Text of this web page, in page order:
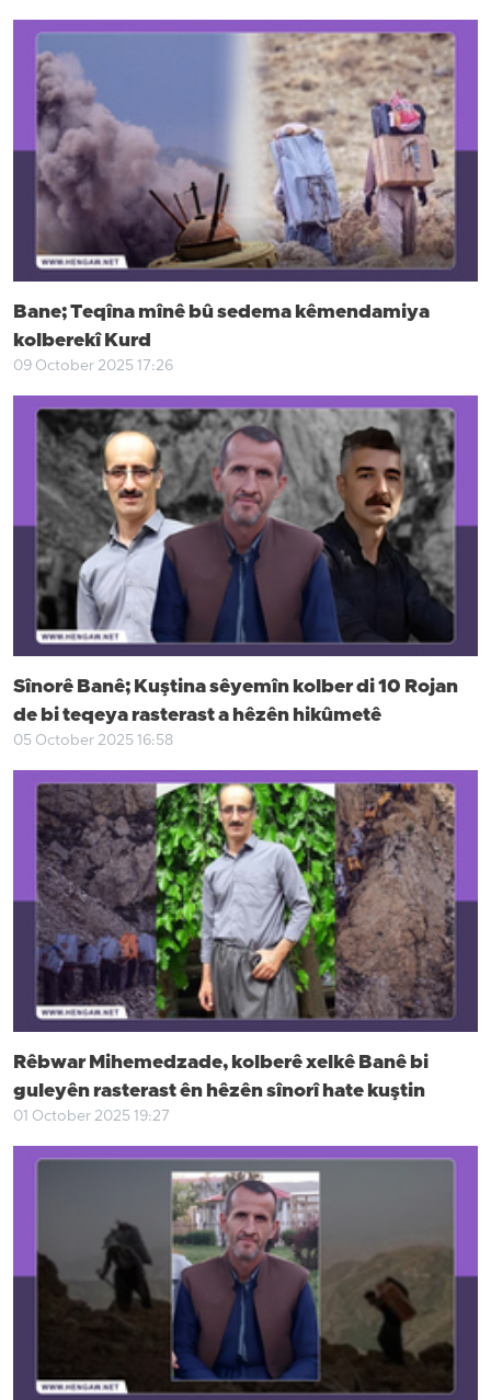
Bane; Teqîna mînê bû sedema kêmendamiya
kolberekî Kurd
09 October 2025 17:26
Sînorê Banê; Kuştina sêyemîn kolber di 10 Rojan
de bi teqeya rasterast a hêzên hikûmetê
05 October 2025 16:58
Rêbwar Mihemedzade, kolberê xelkê Banê bi
guleyên rasterast ên hêzên sînorî hate kuştin
01 October 2025 19:27